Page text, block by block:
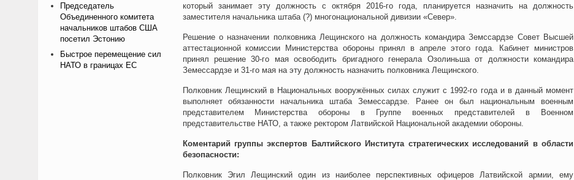
Председатель
Объединенного комитета
начальников штабов США
посетил Эстонию
Быстрое перемещение сил
НАТО в границах ЕС
который занимает эту должность с октября 2016-го года, планируется назначить на должность
заместителя начальника штаба (?) многонациональной дивизии «Север».
Решение о назначении полковника Лещинского на должность командира Земссардзе Совет Высшей
аттестационной комиссии Министерства обороны принял в апреле этого года. Кабинет министров
принял решение 30-го мая освободить бригадного генерала Озолиньша от должности командира
Земессардзе и 31-го мая на эту должность назначить полковника Лещинского.
Полковник Лещинский в Национальных вооружённых силах служит с 1992-го года и в данный момент
выполняет обязанности начальника штаба Земессардзе. Ранее он был национальным военным
представителем Министерства обороны в Группе военных представителей в Военном
представительстве НАТО, а также ректором Латвийской Национальной академии обороны.
Коментарий группы экспертов Балтийского Института стратегических исследований в области
безопасности:
Полковник Эгил Лещинский один из наиболее перспективных офицеров Латвийской армии, ему